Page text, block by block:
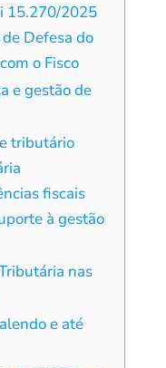
15.270/2025
Defesa do
o Fisco
e gestão de
tributário
fiscais
à gestão
nas
e até